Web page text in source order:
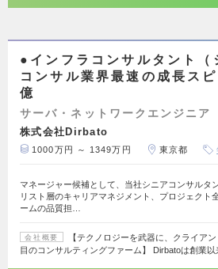
●インフラコンサルタント（
コンサル業界最速の成長ス
億
サーバ・ネットワークエンジニア
株式会社Dirbato
1000万円 ～ 1349万円 東京都
マネージャー候補として、当社シニアコンサルタ
リスト層のキャリアマネジメント、プロジェクト
ームの品質担…
会社概要
【テクノロジーを武器に、クライア
目のコンサルティングファーム】 Dirbatoは創業以